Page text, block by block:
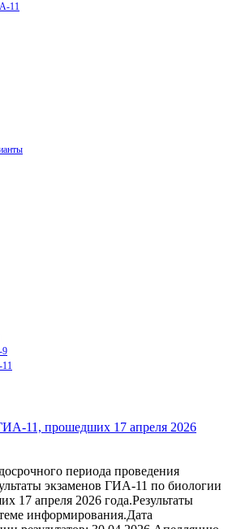
11
9
11
11, прошедших 17 апреля 2026
периода проведения
экзаменов ГИА-11 по биологии
17 апреля 2026 года.Результаты
информирования.Дата